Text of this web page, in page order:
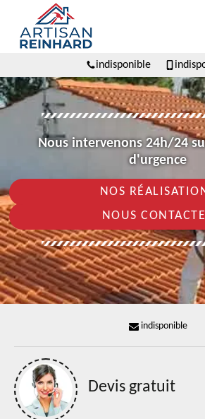
indisponible
Nous intervenons 24h/24
d'urgence
NOS
NOUS
indisponible
Devis gratuit